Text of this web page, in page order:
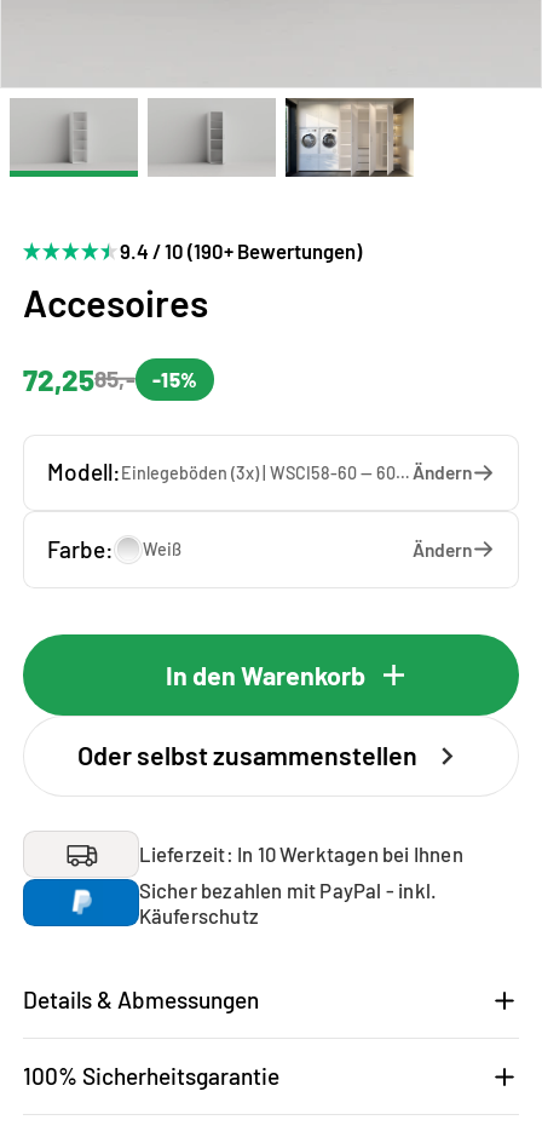
9.4 / 10 (190+ Bewertungen)
Accesoires
72,2585,- -15%
Modell: Einlegeböden (3x) | WSCI58-60 — 60 x 207 x 65 cm Ändern
Farbe: Weiß Ändern
In den Warenkorb
Oder selbst zusammenstellen
Lieferzeit: In 10 Werktagen bei Ihnen
Sicher bezahlen mit PayPal - inkl.
Käuferschutz
Details & Abmessungen
100% Sicherheitsgarantie